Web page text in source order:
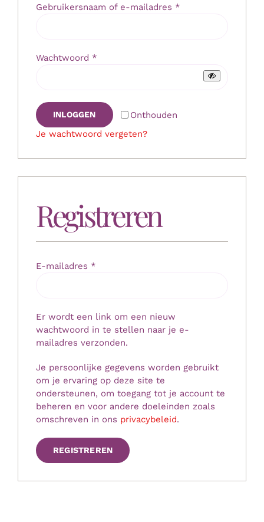
Gebruikersnaam of e-mailadres *Vereist
Wachtwoord *Vereist
Onthouden
INLOGGEN
Je wachtwoord vergeten?
Registreren
E-mailadres *Vereist
Er wordt een link om een nieuw
wachtwoord in te stellen naar je e-
mailadres verzonden.
Je persoonlijke gegevens worden gebruikt
om je ervaring op deze site te
ondersteunen, om toegang tot je account te
beheren en voor andere doeleinden zoals
omschreven in ons privacybeleid.
REGISTREREN